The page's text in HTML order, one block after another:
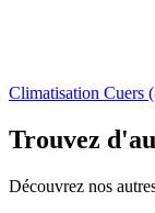
Climatisation Cuers
Trouvez
Découvrez nos